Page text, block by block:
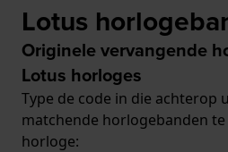
Lotus
Originele vervangende
Lotus horloges
Type de code in die achterop
matchende horlogebanden
horloge: